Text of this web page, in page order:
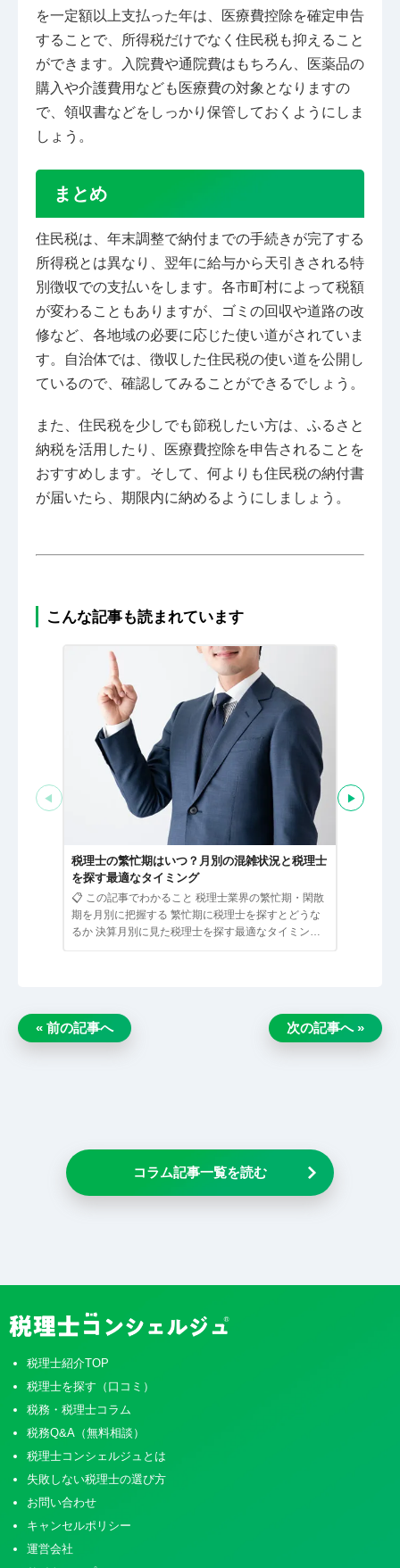
を一定額以上支払った年は、医療費控除を確定申告
することで、所得税だけでなく住民税も抑えること
ができます。入院費や通院費はもちろん、医薬品の
購入や介護費用なども医療費の対象となりますの
で、領収書などをしっかり保管しておくようにしま
しょう。
まとめ
住民税は、年末調整で納付までの手続きが完了する
所得税とは異なり、翌年に給与から天引きされる特
別徴収での支払いをします。各市町村によって税額
が変わることもありますが、ゴミの回収や道路の改
修など、各地域の必要に応じた使い道がされていま
す。自治体では、徴収した住民税の使い道を公開し
ているので、確認してみることができるでしょう。
また、住民税を少しでも節税したい方は、ふるさと
納税を活用したり、医療費控除を申告されることを
おすすめします。そして、何よりも住民税の納付書
が届いたら、期限内に納めるようにしましょう。
こんな記事も読まれています
◀
税理士の繁忙期はいつ？月別の混雑状況と税理士
を探す最適なタイミング
📋 この記事でわかること 税理士業界の繁忙期・閑散
期を月別に把握する 繁忙期に税理士を探すとどうな
るか 決算月別に見た税理士を探す最適なタイミング
▶
« 前の記事へ 次の記事へ »
コラム記事一覧を読む
税理士紹介TOP
税理士を探す（口コミ）
税務・税理士コラム
税務Q&A（無料相談）
税理士コンシェルジュとは
失敗しない税理士の選び方
お問い合わせ
キャンセルポリシー
運営会社